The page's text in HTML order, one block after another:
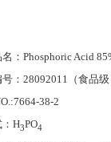
：Phosphoric Acid
：28092011（食品
38-2
：H3PO4